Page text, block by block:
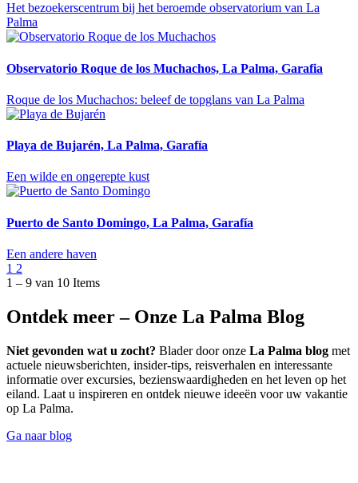
Het bezoekerscentrum bij het beroemde observatorium van La
Palma
Observatorio Roque de los Muchachos, La Palma, Garafia
Roque de los Muchachos: beleef de topglans van La Palma
Playa de Bujarén, La Palma, Garafía
Een wilde en ongerepte kust
Puerto de Santo Domingo, La Palma, Garafía
Een andere haven
1 2
1 – 9 van 10 Items
Ontdek meer – Onze La Palma Blog
Niet gevonden wat u zocht? Blader door onze La Palma blog met
actuele nieuwsberichten, insider-tips, reisverhalen en interessante
informatie over excursies, bezienswaardigheden en het leven op het
eiland. Laat u inspireren en ontdek nieuwe ideeën voor uw vakantie
op La Palma.
Ga naar blog